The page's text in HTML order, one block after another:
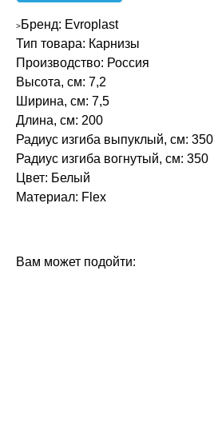
>Бренд: Evroplast
Тип товара: Карнизы
Производство: Россия
Высота, см: 7,2
Ширина, см: 7,5
Длина, см: 200
Радиус изгиба выпуклый, см: 350
Радиус изгиба вогнутый, см: 350
Цвет: Белый
Материал: Flex
Вам может подойти: